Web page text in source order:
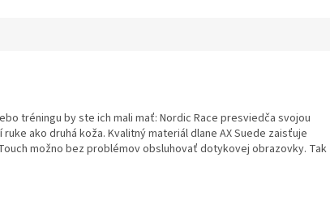
tréningu by ste ich mali mať: Nordic Race presviedča svojou
ako druhá koža. Kvalitný materiál dlane AX Suede zaisťuje
možno bez problémov obsluhovať dotykovej obrazovky. Tak